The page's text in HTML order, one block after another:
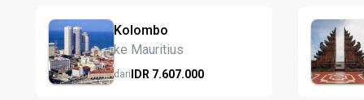
Kolombo
ke Mauritius
dariIDR 7.607.000